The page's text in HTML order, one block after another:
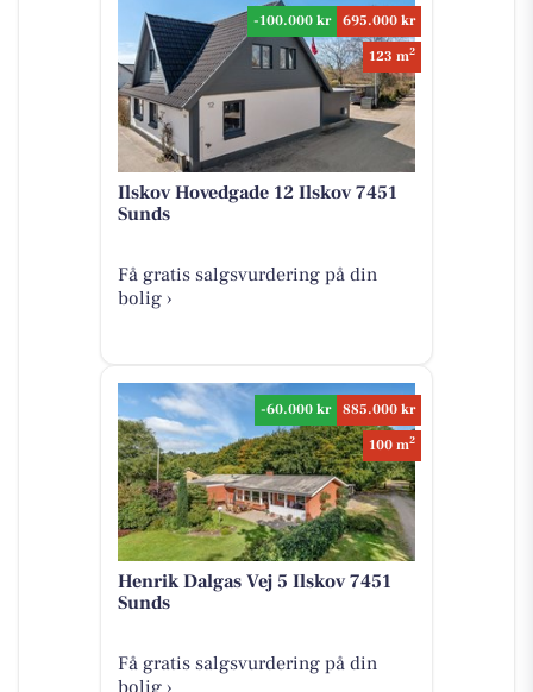
-100.000 kr
695.000 kr
123 m2
Ilskov Hovedgade 12 Ilskov 7451
Sunds
Få gratis salgsvurdering på din
bolig ›
-60.000 kr
885.000 kr
100 m2
Henrik Dalgas Vej 5 Ilskov 7451
Sunds
Få gratis salgsvurdering på din
bolig ›